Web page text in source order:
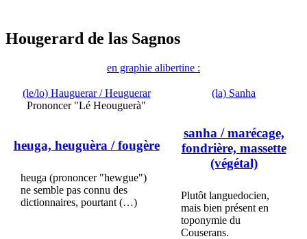
Hougerard de las Sagnos
en graphie alibertine :
(le/lo) Hauguerar / Heuguerar
Prononcer "Lé Heouguerà"
heuga, heuguèra / fougère
heuga (prononcer "hewgue")
ne semble pas connu des
dictionnaires, pourtant (…)
(la) Sanha
sanha / marécage,
fondrière, massette
(végétal)
Plutôt languedocien,
mais bien présent en
toponymie du
Couserans.